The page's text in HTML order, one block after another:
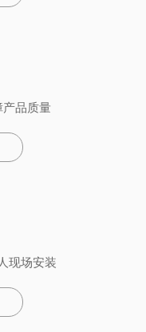
产品质量
现场安装